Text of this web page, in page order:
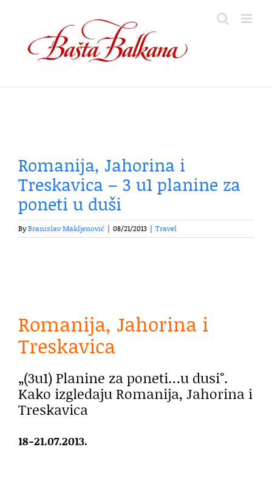
content
Romanija, Jahorina i
Treskavica – 3 u1 planine za
poneti u duši
ByBranislav Makljenović 08/21/2013 Travel
Romanija, Jahorina i
Treskavica
„(3u1) Planine za poneti…u dusi°.
Kako izgledaju Romanija, Jahorina i
Treskavica
18-21.07.2013.